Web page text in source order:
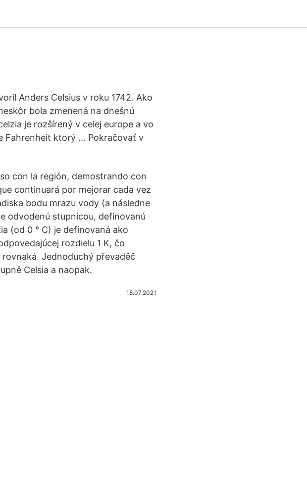
Anders Celsius v roku 1742. Ako
bola zmenená na dnešnú
je rozšírený v celej europe a vo
Fahrenheit ktorý … Pokračovať v
con la región, demostrando con
continuará por mejorar cada vez
bodu mrazu vody (a následne
odvodenú stupnicou, definovanú
(od 0 ° C) je definovaná ako
rozdielu 1 K, čo
Jednoduchý převaděč
Celsia a naopak.
18.07.2021